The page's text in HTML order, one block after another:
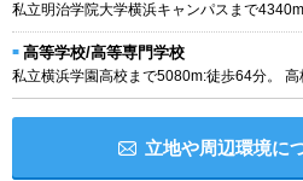
私立明治学院大学横浜キャンパスまで
高等学校/高等専門学校
私立横浜学園高校まで5080m:徒歩64分。 高
立地や周辺環境に